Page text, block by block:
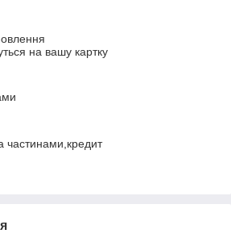
на вашу картку
частинами,кредит